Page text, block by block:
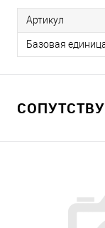
Артикул
Базовая